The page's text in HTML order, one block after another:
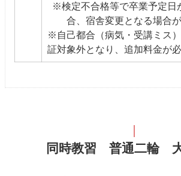
※検定不合格等で卒業予定日
合、宿舎変更となる場合が
※自己都合（病気・受講ミス
証対象外となり、追加料金が
同時教習 普通二輪